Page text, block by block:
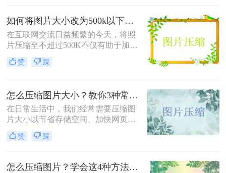
如何将图片大小改为500k以下？教你2个不同平台的方法！
在互联网交流日益频繁的今天，将照
片压缩至不超过500K不仅有助于加快
网页加载速度、减少电子邮件附件体
积，还能满足许多平台对上传图片大
效的方法来帮助您轻松实现这一目
标。
赞 踩
怎么压缩图片大小？教你3种常用压缩方法！
在日常生活中，我们经常需要压缩图
片大小以节省存储空间、加快网页加
载速度或方便文件传输。那么怎么压
缩图片大小呢？本文将介绍三种压缩
片压缩。
赞 踩
怎么压缩图片？学会这4种方法可以轻松压缩大小!